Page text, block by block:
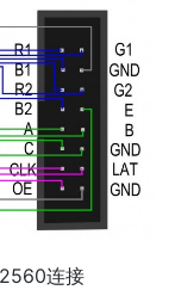
连接